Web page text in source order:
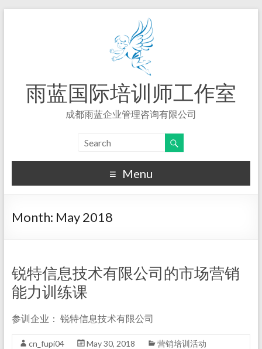
雨蓝国际培训师工作室
成都雨蓝企业管理咨询有限公司
Menu
Month: May 2018
锐特信息技术有限公司的市场营销
能力训练课
参训企业： 锐特信息技术有限公司
cn_fupi04 May 30, 2018
营销培训活动